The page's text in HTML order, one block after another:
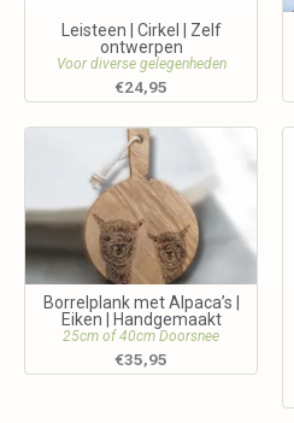
Leisteen | Cirkel | Zelf
ontwerpen
Voor diverse gelegenheden
€24,95
Borrelplank met Alpaca’s |
Eiken | Handgemaakt
25cm of 40cm Doorsnee
€35,95